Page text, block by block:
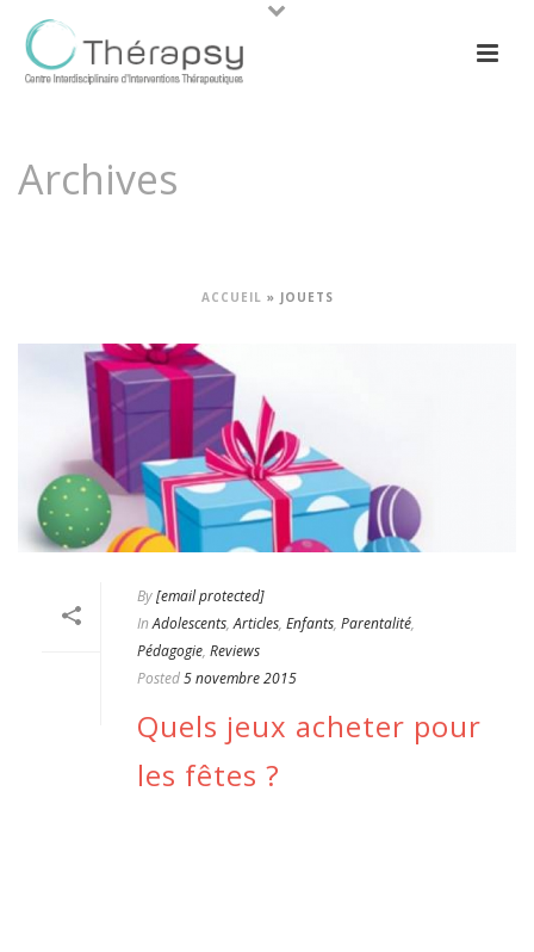
Archives
ACCUEIL » JOUETS
By[email protected]
In Adolescents,Articles, Enfants, Parentalité,
Pédagogie, Reviews
Posted5 novembre 2015
Quels jeux acheter pour
les fêtes ?